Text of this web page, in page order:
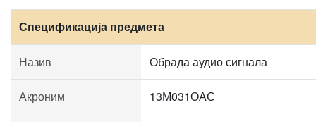
Спецификација предмета
Назив Обрада аудио сигнала
Акроним 13М031ОАС